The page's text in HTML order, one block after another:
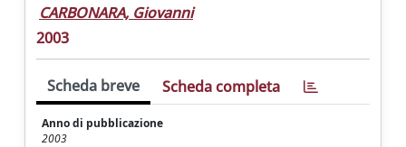
CARBONARA, Giovanni
2003
Scheda breve Scheda completa
Anno di pubblicazione
2003